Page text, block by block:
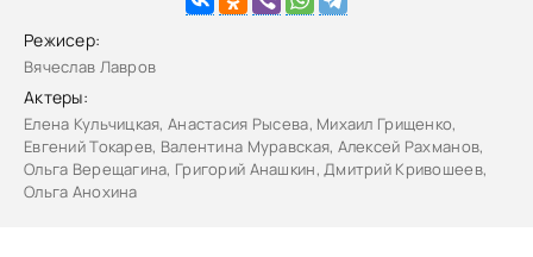
Режисер:
Вячеслав Лавров
Актеры:
Елена Кульчицкая, Анастасия Рысева, Михаил Грищенко,
Евгений Токарев, Валентина Муравская, Алексей Рахманов,
Ольга Верещагина, Григорий Анашкин, Дмитрий Кривошеев,
Ольга Анохина